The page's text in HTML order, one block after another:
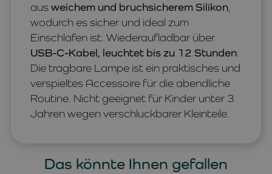
ausweichem und bruchsicherem Silikon,
wodurch es sicher und ideal zum
Einschlafen ist. Wiederaufladbar über
USB-C-Kabel, leuchtet bis zu 12 Stunden.
Die tragbare Lampe ist ein praktisches und
verspieltes Accessoire für die abendliche
Routine. Nicht geeignet für Kinder unter 3
Jahren wegen verschluckbarer Kleinteile.
Das könnte Ihnen gefallen